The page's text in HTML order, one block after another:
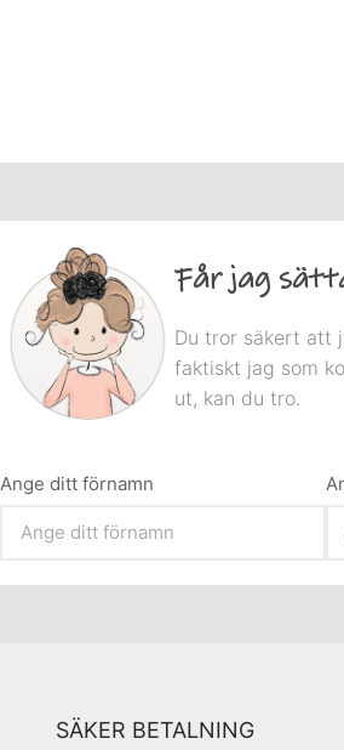
Får jag
Du tror säkert att
faktiskt jag som
ut, kan du tro.
Ange ditt förnamn
SÄKER BETALNING